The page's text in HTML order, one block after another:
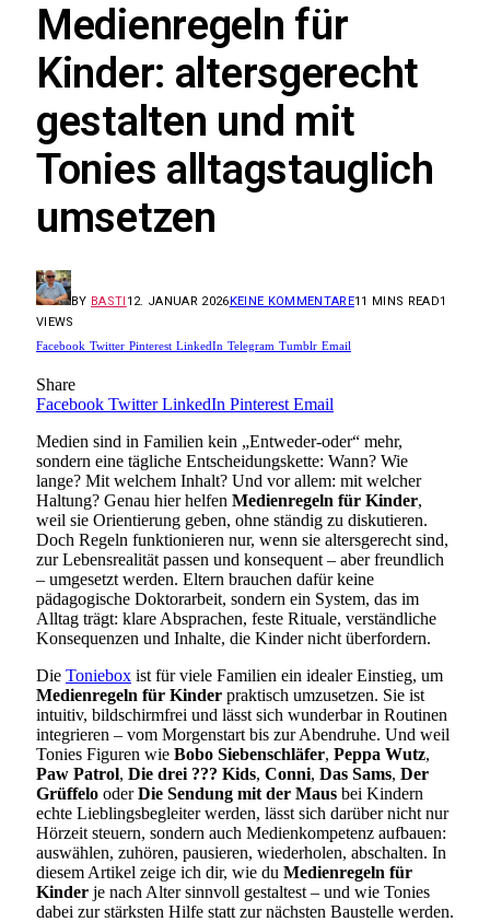
Medienregeln für
Kinder: altersgerecht
gestalten und mit
Tonies alltagstauglich
umsetzen
BY BASTI 12. JANUAR 2026KEINE KOMMENTARE11 MINS READ1
VIEWS
Facebook Twitter Pinterest LinkedIn Telegram Tumblr Email
Share
Facebook Twitter LinkedIn Pinterest Email
Medien sind in Familien kein „Entweder-oder“ mehr,
sondern eine tägliche Entscheidungskette: Wann? Wie
lange? Mit welchem Inhalt? Und vor allem: mit welcher
Haltung? Genau hier helfen Medienregeln für Kinder,
weil sie Orientierung geben, ohne ständig zu diskutieren.
Doch Regeln funktionieren nur, wenn sie altersgerecht sind,
zur Lebensrealität passen und konsequent – aber freundlich
– umgesetzt werden. Eltern brauchen dafür keine
pädagogische Doktorarbeit, sondern ein System, das im
Alltag trägt: klare Absprachen, feste Rituale, verständliche
Konsequenzen und Inhalte, die Kinder nicht überfordern.
Die Toniebox ist für viele Familien ein idealer Einstieg, um
Medienregeln für Kinder praktisch umzusetzen. Sie ist
intuitiv, bildschirmfrei und lässt sich wunderbar in Routinen
integrieren – vom Morgenstart bis zur Abendruhe. Und weil
Tonies Figuren wie Bobo Siebenschläfer, Peppa Wutz,
Paw Patrol, Die drei ??? Kids, Conni, Das Sams, Der
Grüffelo oderDie Sendung mit der Maus bei Kindern
echte Lieblingsbegleiter werden, lässt sich darüber nicht nur
Hörzeit steuern, sondern auch Medienkompetenz aufbauen:
auswählen, zuhören, pausieren, wiederholen, abschalten. In
diesem Artikel zeige ich dir, wie du Medienregeln für
Kinder je nach Alter sinnvoll gestaltest – und wie Tonies
dabei zur stärksten Hilfe statt zur nächsten Baustelle werden.